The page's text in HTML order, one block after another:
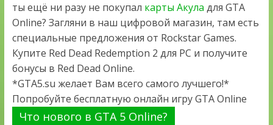
ты ещё ни разу не покупал карты Акула для GTA
Online? Загляни в наш цифровой магазин, там есть
специальные предложения от Rockstar Games.
Купите Red Dead Redemption 2 для PC и получите
бонусы в Red Dead Online.
*GTA5.su желает Вам всего самого лучшего!*
Попробуйте бесплатную онлайн игру GTA Online
Что нового в GTA 5 Online?